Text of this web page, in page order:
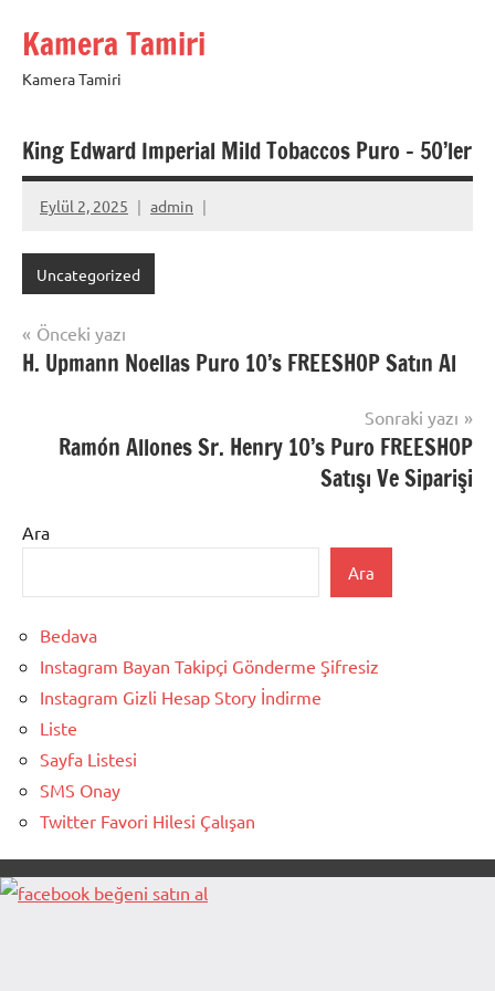
Kamera Tamiri
Kamera Tamiri
King Edward Imperial Mild Tobaccos Puro – 50’ler
Eylül 2, 2025 admin
Uncategorized
Yazı
gezinmesi
Önceki yazı
H. Upmann Noellas Puro 10’s FREESHOP Satın Al
Sonraki yazı
Ramón Allones Sr. Henry 10’s Puro FREESHOP
Satışı Ve Siparişi
Ara
Ara
Bedava
Instagram Bayan Takipçi Gönderme Şifresiz
Instagram Gizli Hesap Story İndirme
Liste
Sayfa Listesi
SMS Onay
Twitter Favori Hilesi Çalışan